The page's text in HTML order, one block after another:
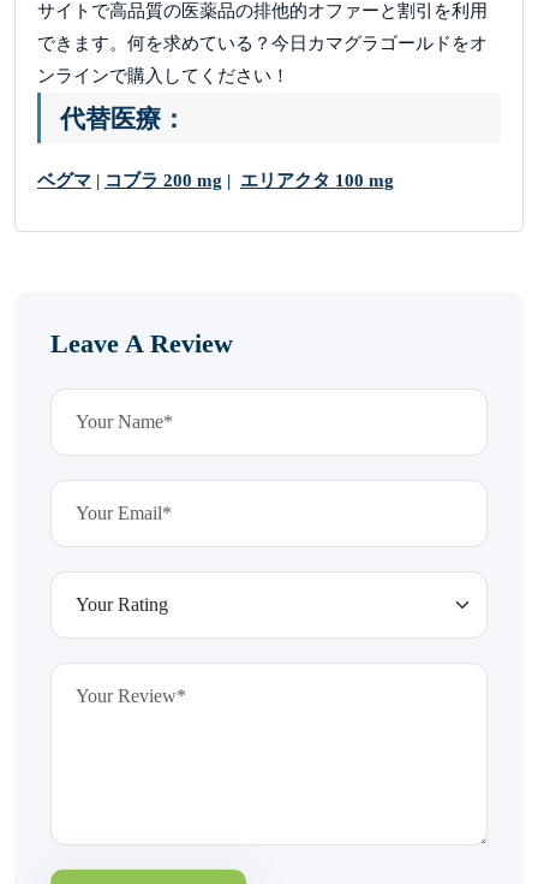
サイトで高品質の医薬品の排他的オファーと割引を利用
できます。何を求めている？今日カマグラゴールドをオ
ンラインで購入してください！
代替医療：
ベグマ | コブラ 200 mg | エリアクタ 100 mg
Leave A Review